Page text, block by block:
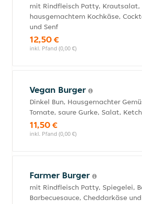
mit Rindfleisch Patty, Krautsalat,
hausgemachtem Kochkäse,
und Senf
12,50 €
inkl. Pfand (0,00 €)
Vegan Burger
Dinkel Bun, Hausgemachter
Tomate, saure Gurke, Salat,
11,50 €
inkl. Pfand (0,00 €)
Farmer Burger
mit Rindfleisch Patty, Spiegelei,
Barbecuesauce, Cheddarkäse